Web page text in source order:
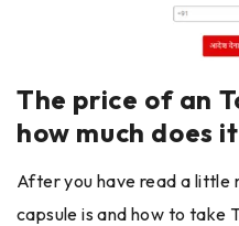
The price of an
how much does
After you have read a little
capsule is and how to take